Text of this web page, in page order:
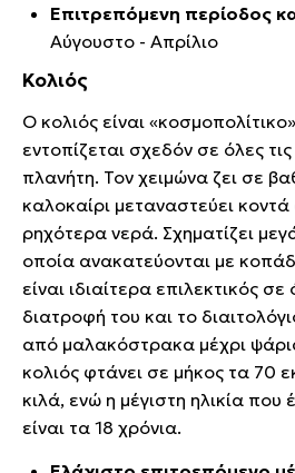
Επιτρεπόμενη περίοδος
Αύγουστο - Απρίλιο
Κολιός
Ο κολιός είναι
εντοπίζεται σχεδόν σε όλες
πλανήτη. Τον χειμώνα ζει σε
καλοκαίρι μεταναστεύει κοντά
ρηχότερα νερά. Σχηματίζει
οποία ανακατεύονται με
είναι ιδιαίτερα επιλεκτικός
διατροφή του και το
από μαλακόστρακα μέχρι
κολιός φτάνει σε μήκος τα 70
κιλά, ενώ η μέγιστη ηλικία που
είναι τα 18 χρόνια.